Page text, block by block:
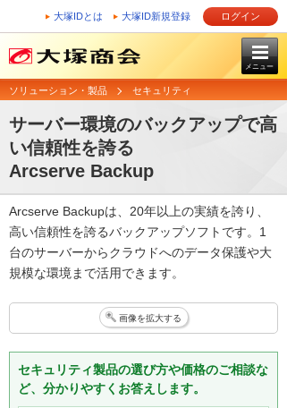
大塚IDとは 大塚ID新規登録 ログイン
メニュー
ソリューション・製品 セキュリティ
サーバー環境のバックアップで高
い信頼性を誇る
Arcserve Backup
Arcserve Backupは、20年以上の実績を誇り、
高い信頼性を誇るバックアップソフトです。1
台のサーバーからクラウドへのデータ保護や大
規模な環境まで活用できます。
画像を拡大する
セキュリティ製品の選び方や価格のご相談な
ど、分かりやすくお答えします。